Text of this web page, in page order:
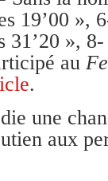
19’00 »,
31’20 »,
au
.
une
aux